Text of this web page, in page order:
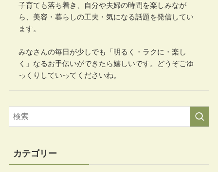
子育ても落ち着き、自分や夫婦の時間を楽しみなが
ら、美容・暮らしの工夫・気になる話題を発信してい
ます。
みなさんの毎日が少しでも「明るく・ラクに・楽し
く」なるお手伝いができたら嬉しいです。どうぞごゆ
っくりしていってくださいね。
カテゴリー